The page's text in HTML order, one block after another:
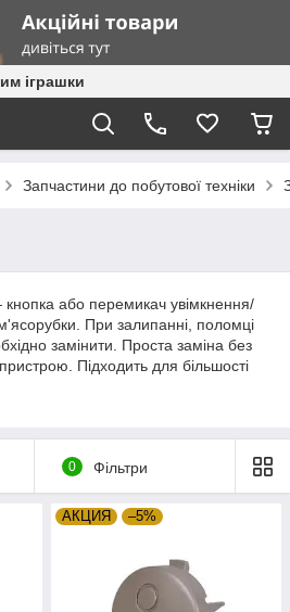
іграшки
Запчастини до побутової техніки
або перемикач увімкнення/
При залипанні, поломці
замінити. Проста заміна без
Підходить для більшості
0 Фільтри
АКЦИЯ –5%